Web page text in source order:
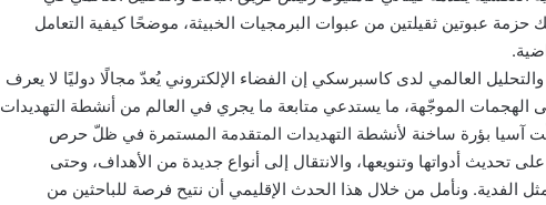
عبوتين ثقيلتين من عبوات البرمجيات الخبيثة، موضحًا كيفية التعامل
العالمي لدى كاسبرسكي إن الفضاء الإلكتروني يُعدّ مجالًا دوليًا لا يعرف
الهجمات الموجّهة، ما يستدعي متابعة ما يجري في العالم من أنشطة التهديدات
آسيا بؤرة ساخنة لأنشطة التهديدات المتقدمة المستمرة في ظلّ حرص
تحديث أدواتها وتنويعها، والانتقال إلى أنواع جديدة من الأهداف، وحتى
الفدية. ونأمل من خلال هذا الحدث الإقليمي أن نتيح فرصة للباحثين من